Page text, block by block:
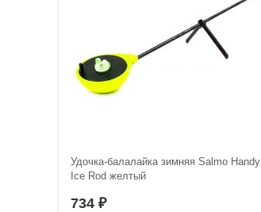
Удочка-балалайка зимняя Salmo Handy
Ice Rod желтый
734 ₽